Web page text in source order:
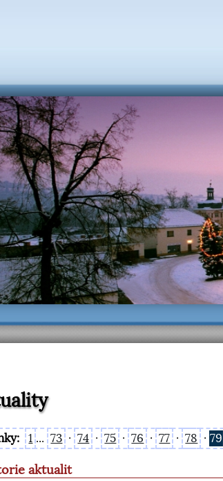
1 ... 73 · 74 · 75 · 76 · 77 · 78 · 79
aktualit